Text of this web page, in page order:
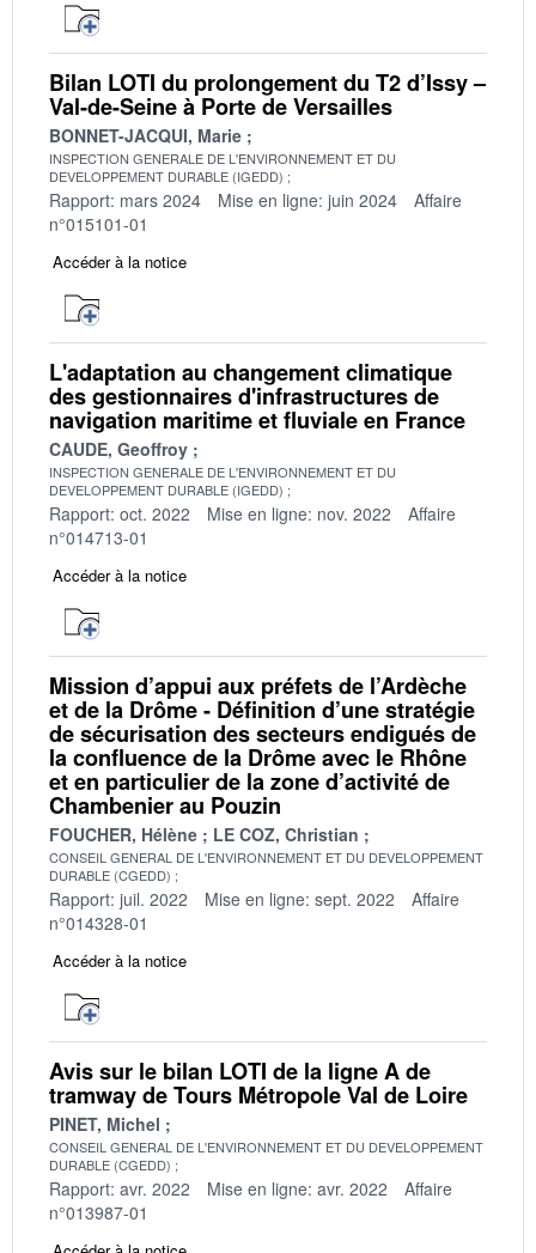
Bilan LOTI du prolongement du T2 d’Issy –
Val-de-Seine à Porte de Versailles
BONNET-JACQUI, Marie
INSPECTION GENERALE DE L'ENVIRONNEMENT ET DU
DEVELOPPEMENT DURABLE (IGEDD)
Rapport: mars 2024 Mise en ligne: juin 2024
Affaire
n°015101-01
Accéder à la notice
L'adaptation au changement climatique
des gestionnaires d'infrastructures de
navigation maritime et fluviale en France
CAUDE, Geoffroy
INSPECTION GENERALE DE L'ENVIRONNEMENT ET DU
DEVELOPPEMENT DURABLE (IGEDD)
Rapport: oct. 2022 Mise en ligne: nov. 2022
Affaire
n°014713-01
Accéder à la notice
Mission d’appui aux préfets de l’Ardèche
et de la Drôme - Définition d’une stratégie
de sécurisation des secteurs endigués de
la confluence de la Drôme avec le Rhône
et en particulier de la zone d’activité de
Chambenier au Pouzin
FOUCHER, Hélène LE COZ, Christian
CONSEIL GENERAL DE L'ENVIRONNEMENT ET DU DEVELOPPEMENT
DURABLE (CGEDD)
Rapport: juil. 2022 Mise en ligne: sept. 2022
Affaire
n°014328-01
Accéder à la notice
Avis sur le bilan LOTI de la ligne A de
tramway de Tours Métropole Val de Loire
PINET, Michel
CONSEIL GENERAL DE L'ENVIRONNEMENT ET DU DEVELOPPEMENT
DURABLE (CGEDD)
Rapport: avr. 2022 Mise en ligne: avr. 2022
Affaire
n°013987-01